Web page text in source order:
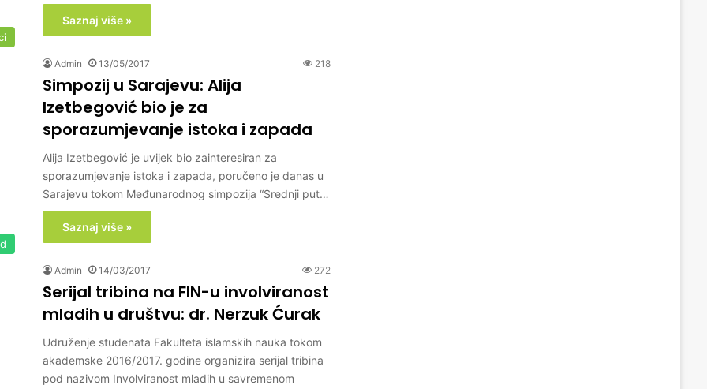
Saznaj više »
Admin 13/05/2017 218
Simpozij u Sarajevu: Alija
Izetbegović bio je za
sporazumjevanje istoka i zapada
Alija Izetbegović je uvijek bio zainteresiran za
sporazumjevanje istoka i zapada, poručeno je danas u
Sarajevu tokom Međunarodnog simpozija “Srednji put…
Saznaj više »
Admin 14/03/2017 272
Serijal tribina na FIN-u involviranost
mladih u društvu: dr. Nerzuk Ćurak
Udruženje studenata Fakulteta islamskih nauka tokom
akademske 2016/2017. godine organizira serijal tribina
pod nazivom Involviranost mladih u savremenom